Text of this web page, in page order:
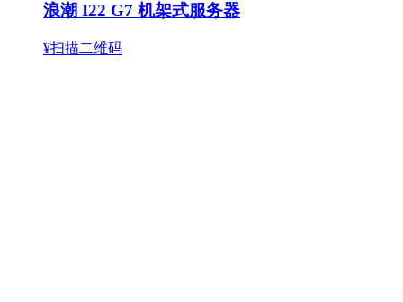
浪潮 I22 G7 机架式服务器
¥扫描二维码